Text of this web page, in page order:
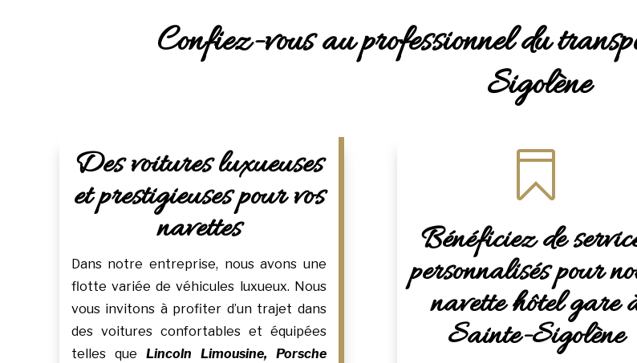
Confiez-vous au professionnel du
Sigolène
Des voitures luxueuses
et prestigieuses pour vos
navettes
Dans notre entreprise, nous avons une
flotte variée de véhicules luxueux. Nous
vous invitons à profiter d’un trajet dans
des voitures confortables et équipées
telles que Lincoln Limousine, Porsche

Bénéficiez de
personnalisés pour
navette hôtel gare
Sainte-Sigolène